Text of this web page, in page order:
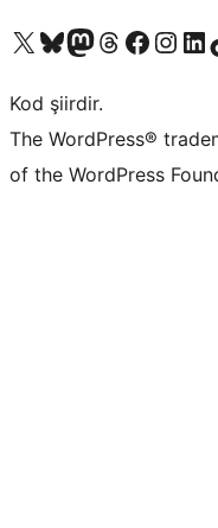
X (eski Twitter) hesabımıza bakın
Bluesky hesabımızı ziyaret edinMastodon hesabımızı ziyaret edinThreads hesabımızı ziyaret edinFacebook sayfamızı ziyaret edinInstagram hesabımızı ziyaret edin
LinkedIn
Kod şiirdir.
The WordPress®
of the WordPress